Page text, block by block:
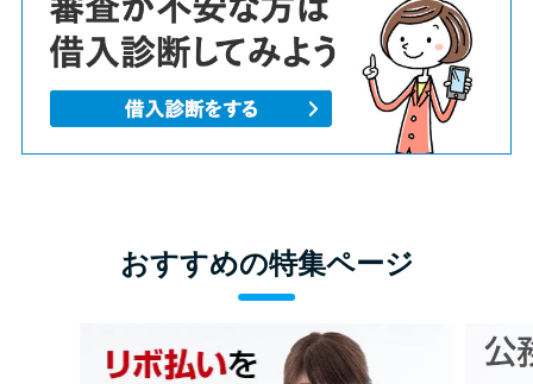
おすすめの特集ページ